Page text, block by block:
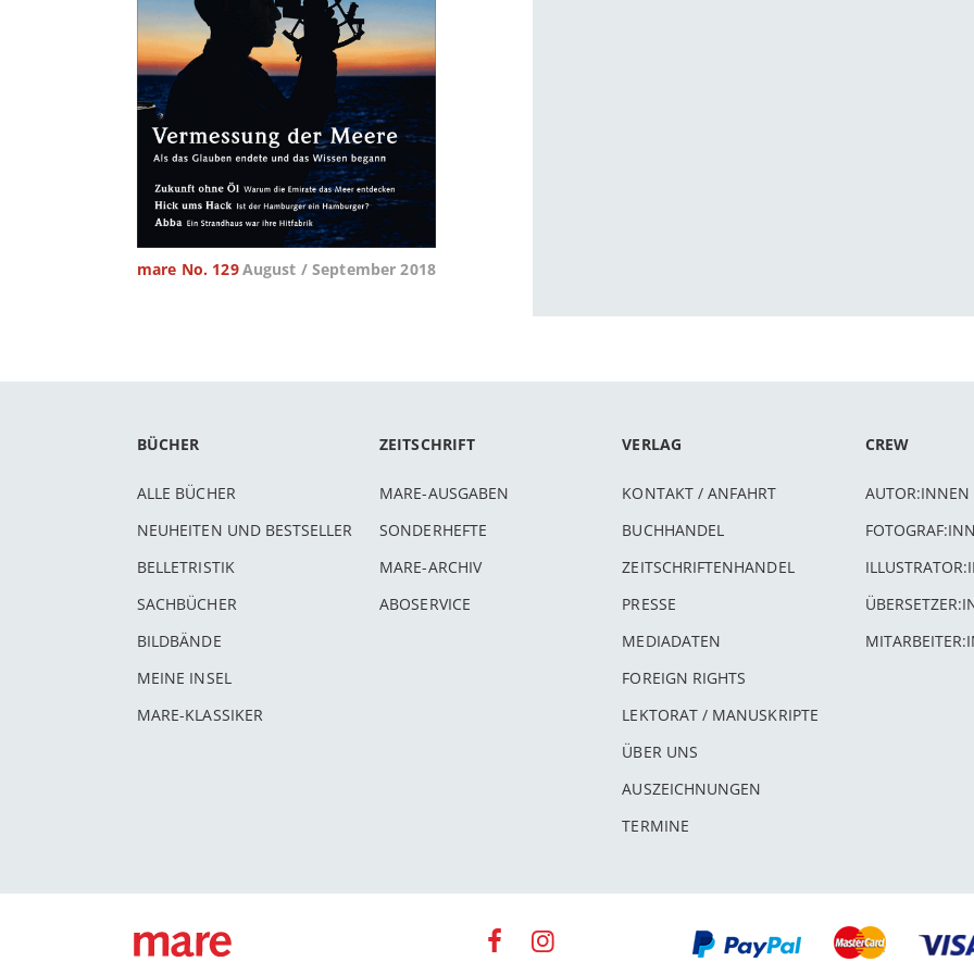
mare No. 129August / September 2018
BÜCHER
ALLE BÜCHER
NEUHEITEN UND BESTSELLER
BELLETRISTIK
SACHBÜCHER
BILDBÄNDE
MEINE INSEL
MARE-KLASSIKER
ZEITSCHRIFT
MARE-AUSGABEN
SONDERHEFTE
MARE-ARCHIV
ABOSERVICE
VERLAG
KONTAKT / ANFAHRT
BUCHHANDEL
ZEITSCHRIFTENHANDEL
PRESSE
MEDIADATEN
FOREIGN RIGHTS
LEKTORAT / MANUSKRIPTE
ÜBER UNS
AUSZEICHNUNGEN
TERMINE
CREW
AUTOR:INNEN